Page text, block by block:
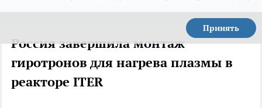
Принять
Россия завершила монтаж
гиротронов для нагрева плазмы в
реакторе ITER